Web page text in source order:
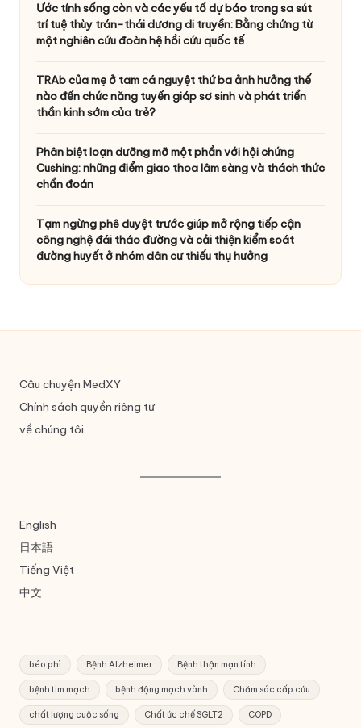
Ước tính sống còn và các yếu tố dự báo trong sa sút
trí tuệ thùy trán-thái dương di truyền: Bằng chứng từ
một nghiên cứu đoàn hệ hồi cứu quốc tế
TRAb của mẹ ở tam cá nguyệt thứ ba ảnh hưởng thế
nào đến chức năng tuyến giáp sơ sinh và phát triển
thần kinh sớm của trẻ?
Phân biệt loạn dưỡng mỡ một phần với hội chứng
Cushing: những điểm giao thoa lâm sàng và thách thức
chẩn đoán
Tạm ngừng phê duyệt trước giúp mở rộng tiếp cận
công nghệ đái tháo đường và cải thiện kiểm soát
đường huyết ở nhóm dân cư thiếu thụ hưởng
Câu chuyện MedXY
Chính sách quyền riêng tư
về chúng tôi
English
日本語
Tiếng Việt
中文
béo phì Bệnh Alzheimer Bệnh thận mạn tính
bệnh tim mạch bệnh động mạch vành Chăm sóc cấp cứu
chất lượng cuộc sống Chất ức chế SGLT2 COPD